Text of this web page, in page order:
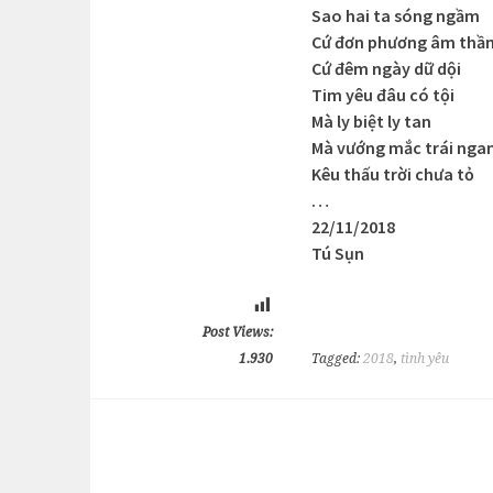
Sao hai ta sóng ngầm
Cứ đơn phương âm
Cứ đêm ngày dữ dội
Tim yêu đâu có tội
Mà ly biệt ly tan
Mà vướng mắc trái
Kêu thấu trời chưa tỏ
…
22/11/2018
Tú Sụn
Post Views:
1.930
Tagged: 2018, tình yêu